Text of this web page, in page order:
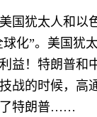
国犹太人和以
化”。美国犹
益！特朗普和
战的时候，高
了特朗普……